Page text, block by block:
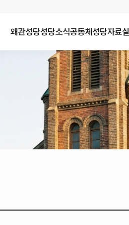
왜관성당성당소식공동체성당자료실